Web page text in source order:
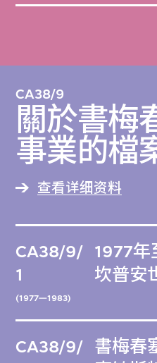
CA38/9
關於書梅
事業的檔
查看详细资料
CA38/9/
1
(1977—1983)
1977年
坎普安
CA38/9/
書梅春